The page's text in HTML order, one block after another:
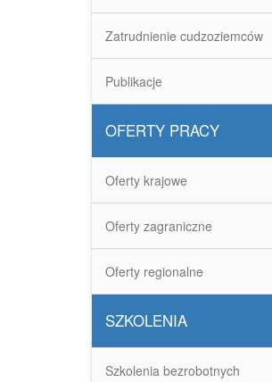
Zatrudnienie cudzoziemców
Publikacje
OFERTY PRACY
Oferty krajowe
Oferty zagraniczne
Oferty regionalne
SZKOLENIA
Szkolenia bezrobotnych